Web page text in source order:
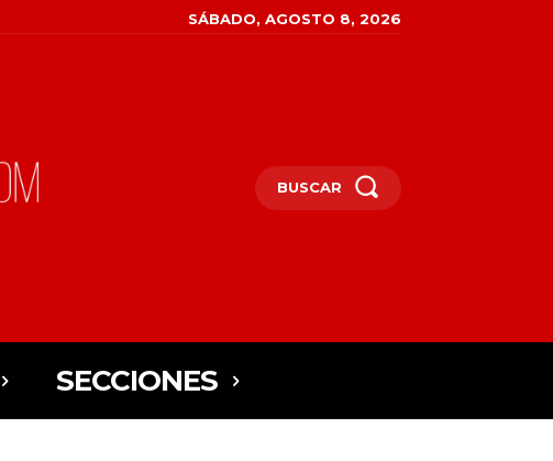
SÁBADO, AGOSTO 8, 2026
BUSCAR
SECCIONES